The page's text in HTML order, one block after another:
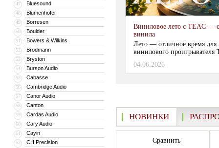
47 Bluesound
48 Blumenhofer
49 Borresen
50 Boulder
51 Bowers & Wilkins
52 Brodmann
53 Bryston
54 Burson Audio
55 Cabasse
56 Cambridge Audio
57 Canor Audio
58 Canton
59 Cardas Audio
60 Cary Audio
61 Cayin
62 CH Precision
Виниловое лето с TEAC —
винила
Лето — отличное время
винилового
...
04.06.2026
НОВИНКИ
Сравнить